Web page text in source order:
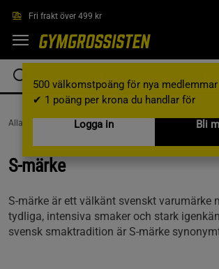
Fri frakt över 499 kr
500 välkomstpoäng för nya medlemmar
✔ 1 poäng per krona du handlar för
Logga in
Bli
AllaVarumärken / S-märke
S-märke
S-märke är ett välkänt svenskt varumärke
tydliga, intensiva smaker och stark
svensk smaktradition är S-märke